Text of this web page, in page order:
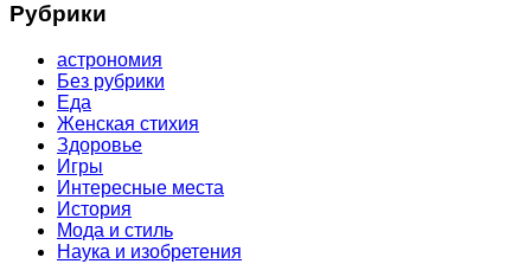
Рубрики
астрономия
Без рубрики
Еда
Женская стихия
Здоровье
Игры
Интересные места
История
Мода и стиль
Наука и изобретения